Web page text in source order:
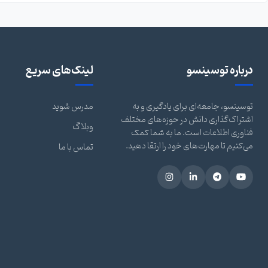
درباره توسینسو
توسینسو، جامعه‌ای برای یادگیری و به
اشتراک‌گذاری دانش در حوزه‌های مختلف
فناوری اطلاعات است. ما به شما کمک
می‌کنیم تا مهارت‌های خود را ارتقا دهید.
لینک‌های سریع
مدرس شوید
وبلاگ
تماس با ما